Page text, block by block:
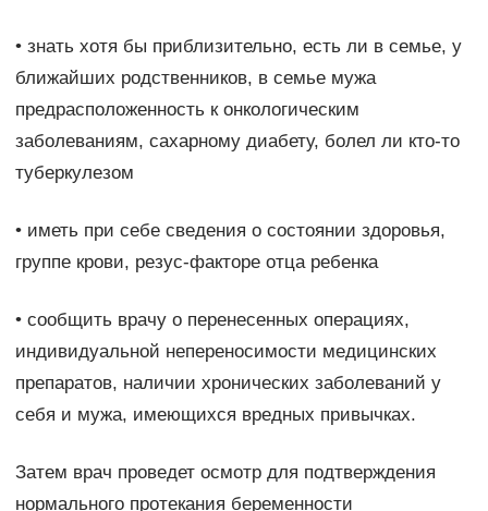
• знать хотя бы приблизительно, есть ли в семье, у
ближайших родственников, в семье мужа
предрасположенность к онкологическим
заболеваниям, сахарному диабету, болел ли кто-то
туберкулезом
• иметь при себе сведения о состоянии здоровья,
группе крови, резус-факторе отца ребенка
• сообщить врачу о перенесенных операциях,
индивидуальной непереносимости медицинских
препаратов, наличии хронических заболеваний у
себя и мужа, имеющихся вредных привычках.
Затем врач проведет осмотр для подтверждения
нормального протекания беременности